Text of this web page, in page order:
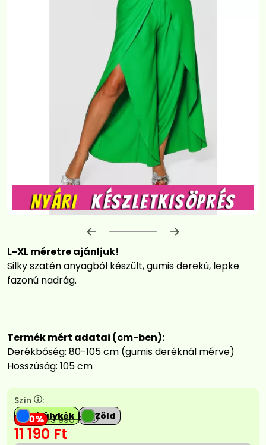
Előrehaladás:
L-XL méretre ajánljuk!
Silky szatén anyagból készült, gumis derekú, lepke
fazonú nadrág.
Termék mért adatai (cm-ben):
Derékbőség: 80-105 cm (gumis deréknál mérve)
Hosszúság: 105 cm
Szín
:
Királykék
Zöld
20 13 990Ft
11 190 Ft